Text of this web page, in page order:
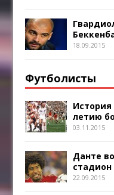
18.09.2015
Футболисты
летию
03.11.2015
Данте
стадион
22.09.2015